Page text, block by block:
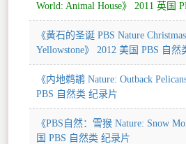
World: Animal House》 2011 英国
《黄石的圣诞 PBS Nature
Yellowstone》 2012 美国 PBS 自然
《内地鹈鹕 Nature: Outback
PBS 自然类 纪录片
《PBS自然：雪猴 Nature: Snow
国 PBS 自然类 纪录片